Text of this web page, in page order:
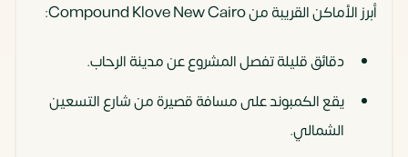
أبرز الأماكن القريبة من Compound Klove New Cairo:
دقائق قليلة تفصل المشروع عن مدينة الرحاب.
يقع الكمبوند على مسافة قصيرة من شارع التسعين
الشمالي.